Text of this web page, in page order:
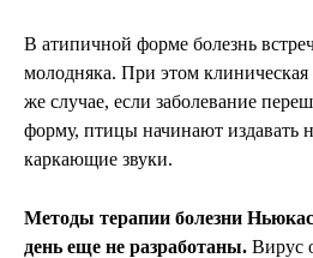
В атипичной форме болезнь
молодняка. При этом клиническая
же случае, если заболевание
форму, птицы начинают издавать
каркающие звуки.
Методы терапии болезни
день еще не разработаны. Вирус